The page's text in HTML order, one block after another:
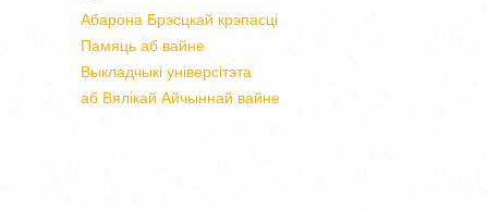
Абарона Брэсцкай крэпасцi
Памяць аб вайне
Выкладчыкі універсітэта
аб Вялікай Айчыннай вайне